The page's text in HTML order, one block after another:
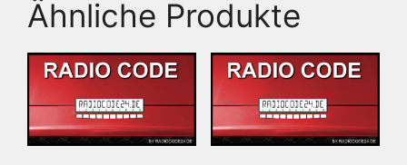
Ähnliche Produkte